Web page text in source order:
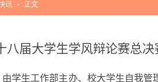
讯 正文
八届大学生学风辩论赛总决
由学生工作部主办、校大学生自我